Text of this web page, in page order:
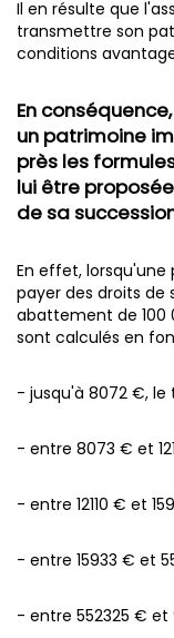
Il en résulte que
transmettre son
conditions
En
un patrimoine
près les
lui être
de sa
En effet,
payer des droits de
abattement de 100
sont calculés en
- jusqu'à 8072 €, le
- entre 8073 € et
- entre 12110 € et
- entre 15933 € et
- entre 552325 € et